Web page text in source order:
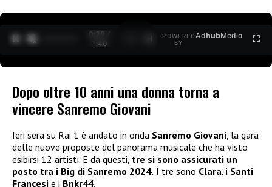
0:30 /
1:40
POWERED
BY
AdhubMedia
Dopo oltre 10 anni una donna torna a
vincere Sanremo Giovani
Ieri sera su Rai 1 è andato in onda Sanremo Giovani, la gara
delle nuove proposte del panorama musicale che ha visto
esibirsi 12 artisti. E da questi, tre si sono assicurati un
posto tra i Big di Sanremo 2024. I tre sono Clara, i Santi
Francesi e i Bnkr44.